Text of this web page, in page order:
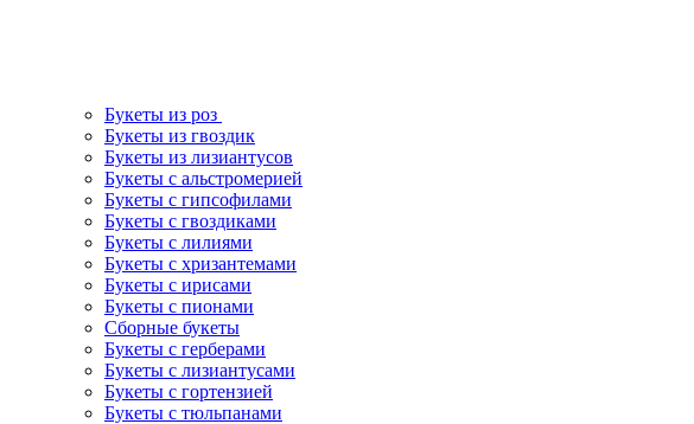
Букеты из роз
Букеты из гвоздик
Букеты из лизиантусов
Букеты с альстромерией
Букеты с гипсофилами
Букеты с гвоздиками
Букеты с лилиями
Букеты с хризантемами
Букеты с ирисами
Букеты с пионами
Сборные букеты
Букеты с герберами
Букеты с лизиантусами
Букеты с гортензией
Букеты с тюльпанами